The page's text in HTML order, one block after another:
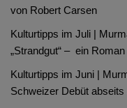
von Robert Carsen
Kulturtipps im Juli |
„Strandgut“ – ein
Kulturtipps im Juni |
Schweizer Debüt abseits